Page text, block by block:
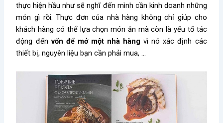
thực hiện hầu như sẽ nghĩ đến mình cần kinh doanh những
món gì rồi. Thực đơn của nhà hàng không chỉ giúp cho
khách hàng có thể lựa chọn món ăn mà còn là yếu tố tác
động đến vốn để mở một nhà hàng vì nó xác định các
thiết bị, nguyên liệu bạn cần phải mua, …